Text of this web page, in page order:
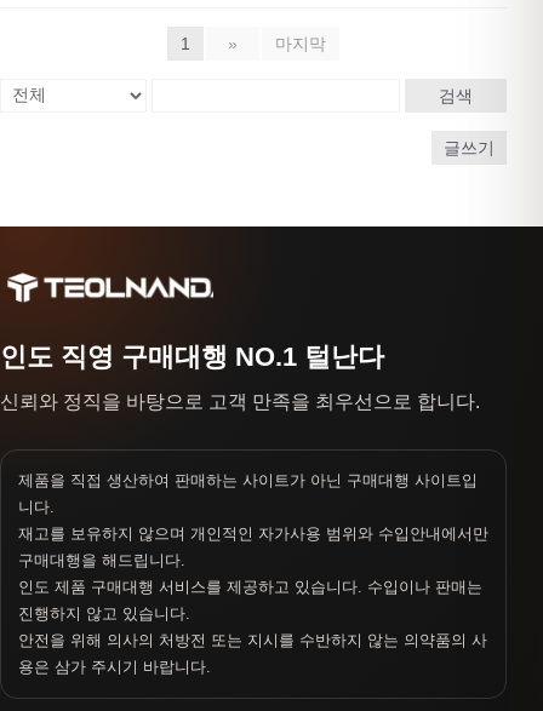
1 » 마지막
검색
글쓰기
인도 직영 구매대행 NO.1 털난다
신뢰와 정직을 바탕으로 고객 만족을 최우선으로 합니다.
제품을 직접 생산하여 판매하는 사이트가 아닌 구매대행 사이트입
니다.
재고를 보유하지 않으며 개인적인 자가사용 범위와 수입안내에서만
구매대행을 해드립니다.
인도 제품 구매대행 서비스를 제공하고 있습니다. 수입이나 판매는
진행하지 않고 있습니다.
안전을 위해 의사의 처방전 또는 지시를 수반하지 않는 의약품의 사
용은 삼가 주시기 바랍니다.